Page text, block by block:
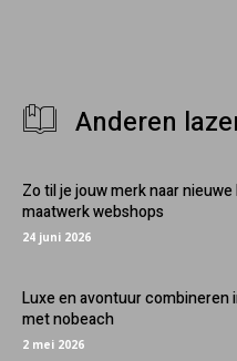
Anderen
Zo til je jouw merk naar
maatwerk webshops
24 juni 2026
Luxe en avontuur combineren
met nobeach
2 mei 2026